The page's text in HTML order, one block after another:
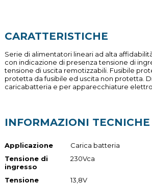
CARATTERISTICHE
Serie di alimentatori lineari ad alta
con indicazione di presenza tensione di
tensione di uscita remotizzabili. Fusibile
protetta da fusibile ed uscita non protetta.
caricabatteria e per apparecchiature
INFORMAZIONI TECNICHE
Applicazione
Carica batteria
Tensione di
ingresso
230Vca
Tensione
13,8V